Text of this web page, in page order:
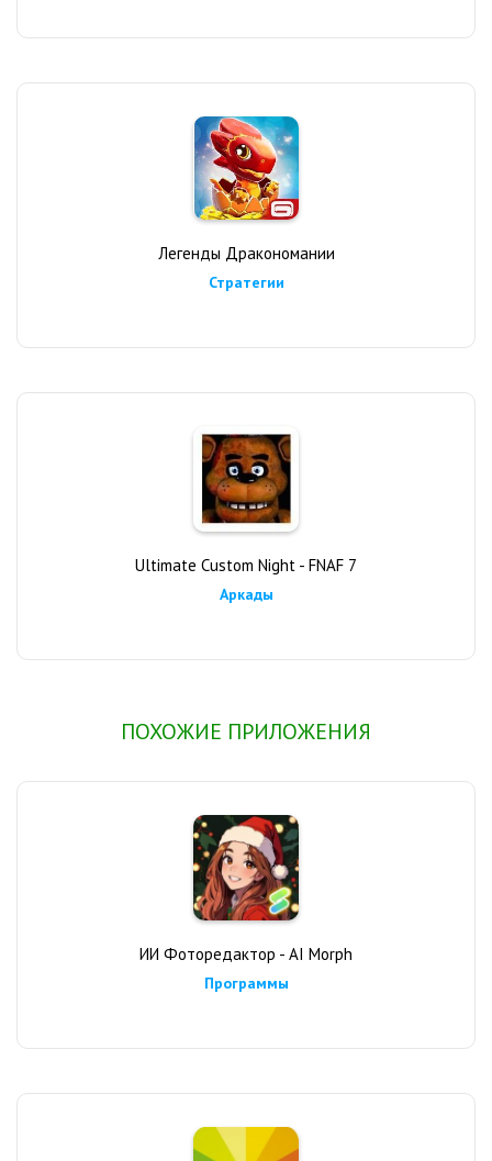
Легенды Дракономании
Стратегии
Ultimate Custom Night - FNAF 7
Аркады
ПОХОЖИЕ ПРИЛОЖЕНИЯ
ИИ Фоторедактор - AI Morph
Программы